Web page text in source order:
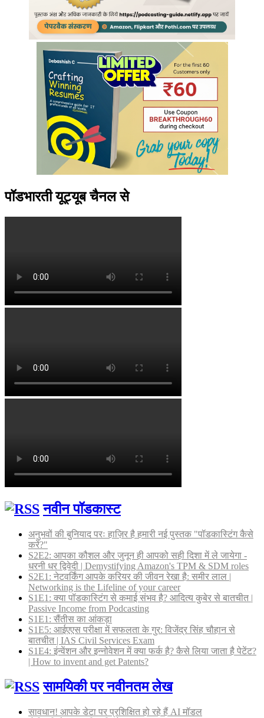
पॉडभारती यूट्यूब चैनल से
नवीन पॉडकास्ट
अनुभवों की बुनियाद परः हाज़िर है हमारी नई पुस्तक "पॉडकास्टिंग कैसे
करें?"
S2E2: आपका कौशल और जुनून ही आपको सही दिशा में ले जायेगा -
धरनी धर द्विवेदी | Demystifying Amazon's TPM & SDM roles
S2E1: नेटवर्किंग आपके करियर की जीवन रेखा है: समीर लाल |
Networking is the Lifeline of your career
S1E1: क्या पॉडकास्टिंग से कमाई संभव है? आदित्य कुबेर से बातचीत |
Passive Income from Podcasting
S1E1: सैंतीस का आंकड़ा
S1E5: आईएएस परीक्षा में सफलता के गुर: विजेंद्र सिंह चौहान से
बातचीत | IAS Civil Services Exam
S1E4: इंन्वेंशन और इन्नोवेशन में क्या फर्क है? कैसे लिया जाता है पेटेंट?
| How to invent and get Patents?
सामयिकी पर नवीनतम लेख
सावधान! आपके डेटा पर प्रशिक्षित हो रहे हैं AI मॉडल